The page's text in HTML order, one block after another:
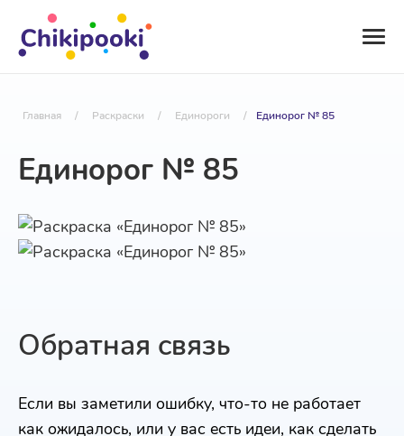
Главная / Раскраски / Единороги / Единорог № 85
Единорог № 85
Обратная связь
Если вы заметили ошибку, что-то не работает
как ожидалось, или у вас есть идеи, как сделать